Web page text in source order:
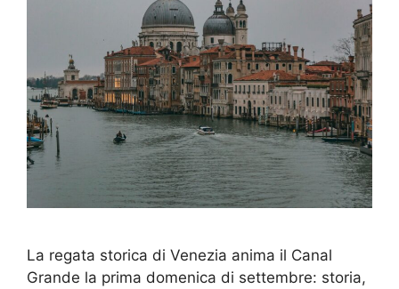
La regata storica di Venezia anima il Canal
Grande la prima domenica di settembre: storia,